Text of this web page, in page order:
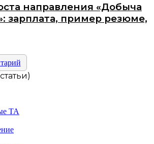
направления «Добыча
зарплата, пример резюме,
ТА